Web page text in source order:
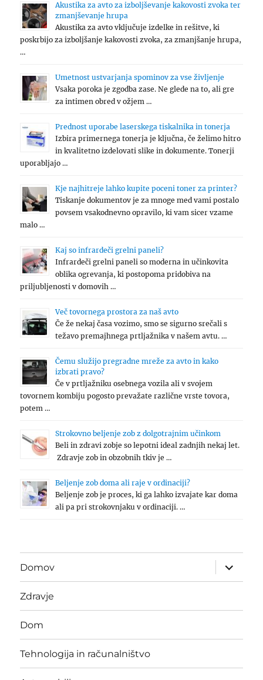
Akustika za avto za izboljševanje kakovosti zvoka ter
zmanjševanje hrupa
Akustika za avto vključuje izdelke in rešitve, ki
poskrbijo za izboljšanje kakovosti zvoka, za zmanjšanje hrupa,
…
Umetnost ustvarjanja spominov za vse življenje
Vsaka poroka je zgodba zase. Ne glede na to, ali gre
za intimen obred v ožjem …
Prednost uporabe laserskega tiskalnika in tonerja
Izbira primernega tonerja je ključna, če želimo hitro
in kvalitetno izdelovati slike in dokumente. Tonerji
uporabljajo …
Kje najhitreje lahko kupite poceni toner za printer?
Tiskanje dokumentov je za mnoge med vami postalo
povsem vsakodnevno opravilo, ki vam sicer vzame
malo …
Kaj so infrardeči grelni paneli?
Infrardeči grelni paneli so moderna in učinkovita
oblika ogrevanja, ki postopoma pridobiva na
priljubljenosti v domovih …
Več tovornega prostora za naš avto
Če že nekaj časa vozimo, smo se sigurno srečali s
težavo premajhnega prtljažnika v našem avtu. …
Čemu služijo pregradne mreže za avto in kako
izbrati pravo?
Če v prtljažniku osebnega vozila ali v svojem
tovornem kombiju pogosto prevažate različne vrste tovora,
potem …
Strokovno beljenje zob z dolgotrajnim učinkom
Beli in zdravi zobje so lepotni ideal zadnjih nekaj let.
Zdravje zob in obzobnih tkiv je …
Beljenje zob doma ali raje v ordinaciji?
Beljenje zob je proces, ki ga lahko izvajate kar doma
ali pa pri strokovnjaku v ordinaciji. …
Domov
expand
child
menu
Zdravje
Dom
Tehnologija in računalništvo